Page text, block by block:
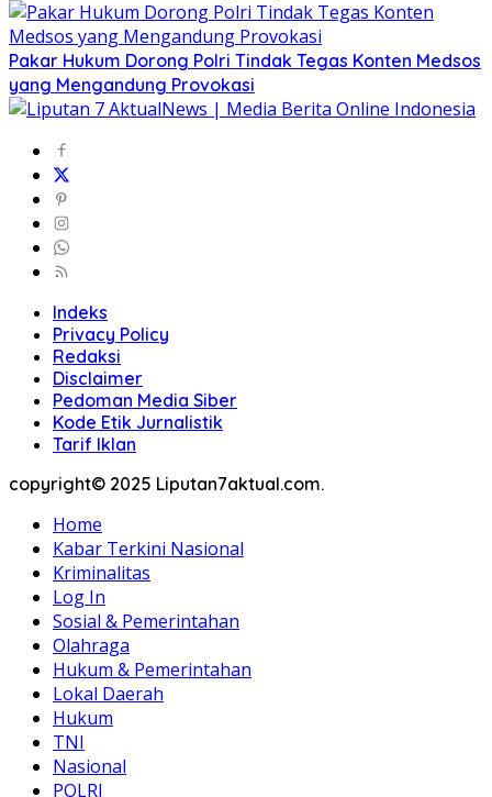
Pakar Hukum Dorong Polri Tindak Tegas Konten Medsos
yang Mengandung Provokasi
Indeks
Privacy Policy
Redaksi
Disclaimer
Pedoman Media Siber
Kode Etik Jurnalistik
Tarif Iklan
copyright© 2025 Liputan7aktual.com.
Home
Kabar Terkini Nasional
Kriminalitas
Log In
Sosial & Pemerintahan
Olahraga
Hukum & Pemerintahan
Lokal Daerah
Hukum
TNI
Nasional
POLRI